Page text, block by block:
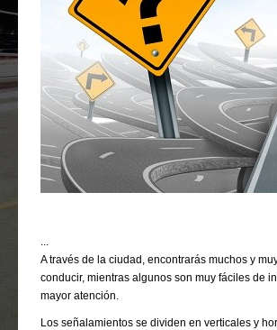
...
A través de la ciudad, encontrarás muchos y
conducir, mientras algunos son muy fáciles de
mayor atención.
Los señalamientos se dividen en verticales y